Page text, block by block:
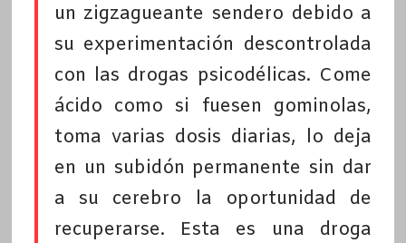
un zigzagueante sendero debido a
su experimentación descontrolada
con las drogas psicodélicas. Come
ácido como si fuesen gominolas,
toma varias dosis diarias, lo deja
en un subidón permanente sin dar
a su cerebro la oportunidad de
recuperarse. Esta es una droga